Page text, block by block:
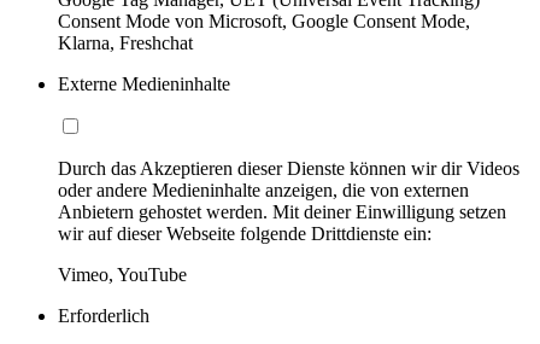
Consent Mode von Microsoft, Google Consent Mode,
Klarna, Freshchat
Externe Medieninhalte
Durch das Akzeptieren dieser Dienste können wir dir Videos
oder andere Medieninhalte anzeigen, die von externen
Anbietern gehostet werden. Mit deiner Einwilligung setzen
wir auf dieser Webseite folgende Drittdienste ein:
Vimeo, YouTube
Erforderlich